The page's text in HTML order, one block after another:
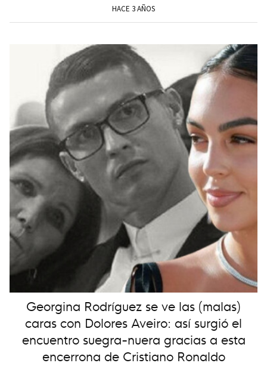
HACE 3 AÑOS
Georgina Rodríguez se ve las (malas)
caras con Dolores Aveiro: así surgió el
encuentro suegra-nuera gracias a esta
encerrona de Cristiano Ronaldo